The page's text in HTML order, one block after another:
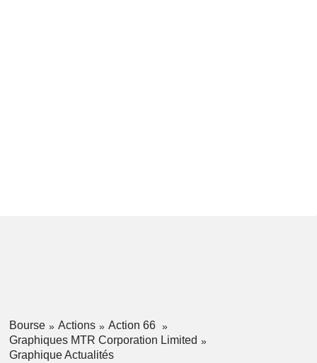
Bourse Actions
Action 66
Graphiques MTR Corporation Limited
Graphique Actualités